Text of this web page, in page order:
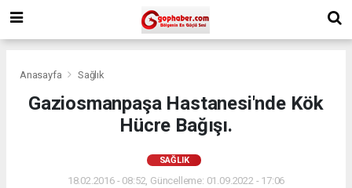
Anasayfa Sağlık
Gaziosmanpaşa Hastanesi'nde Kök
Hücre Bağışı.
SAĞLIK
18.02.2016 - 08:52, Güncelleme: 01.09.2022 - 17:06